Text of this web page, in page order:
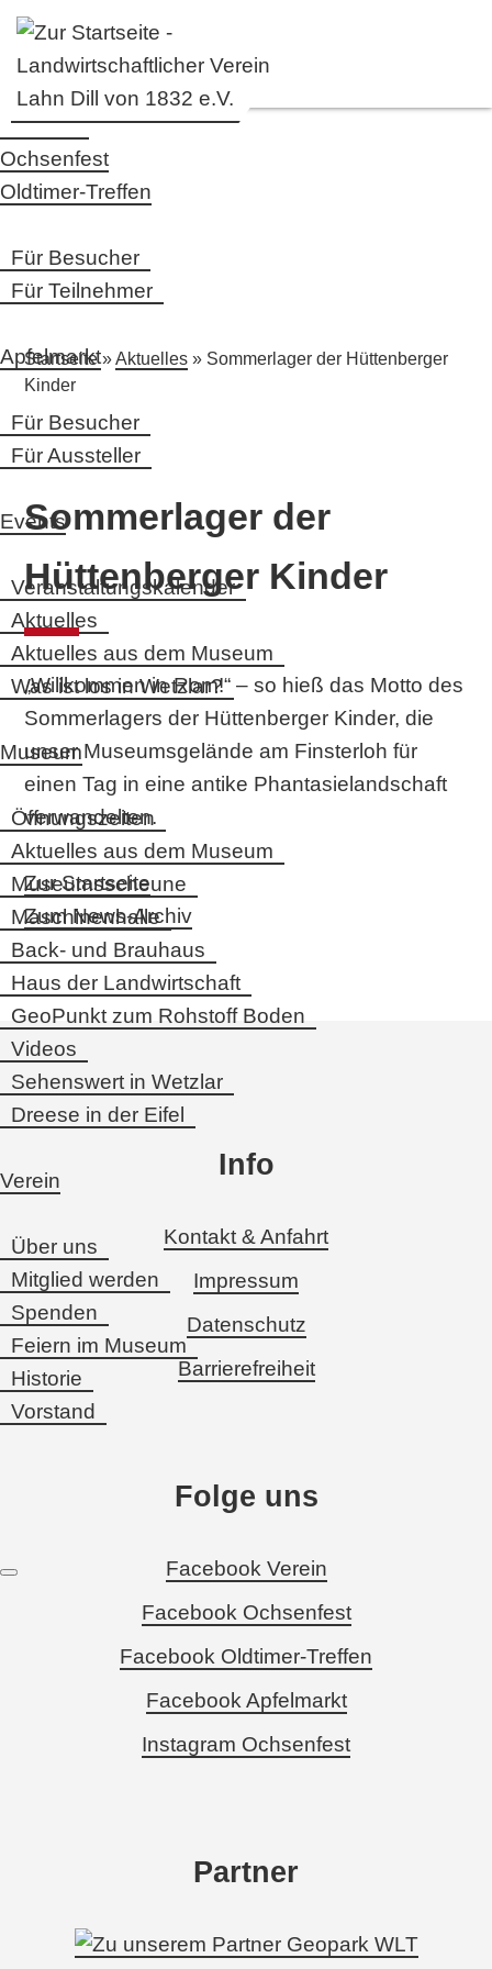
Startseite
Ochsenfest
Oldtimer-Treffen
Für Besucher
Für Teilnehmer
Apfelmarkt
Für Besucher
Für Aussteller
Events
Veranstaltungskalender
Aktuelles
Aktuelles aus dem Museum
Was ist los in Wetzlar?
Museum
Öffnungszeiten
Aktuelles aus dem Museum
Museumsscheune
Maschinenhalle
Back- und Brauhaus
Haus der Landwirtschaft
GeoPunkt zum Rohstoff Boden
Videos
Sehenswert in Wetzlar
Dreese in der Eifel
Verein
Über uns
Mitglied werden
Spenden
Feiern im Museum
Historie
Vorstand
Startseite»Aktuelles » Sommerlager der Hüttenberger
Kinder
Sommerlager der
Hüttenberger Kinder
„Willkommen in Rom!“ – so hieß das Motto des
Sommerlagers der Hüttenberger Kinder, die
unser Museumsgelände am Finsterloh für
einen Tag in eine antike Phantasielandschaft
verwandelten.
Zur Startseite
Zum News-Archiv
Info
Kontakt & Anfahrt
Impressum
Datenschutz
Barrierefreiheit
Folge uns
Facebook Verein
Facebook Ochsenfest
Facebook Oldtimer-Treffen
Facebook Apfelmarkt
Instagram Ochsenfest
Partner